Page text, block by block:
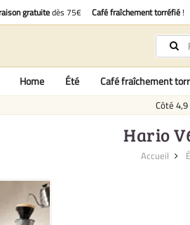
gratuitedès 75€ Café fraîchement torréfié !
Home Été Café fraîchement
Côté 4,9
Hario
Accueil